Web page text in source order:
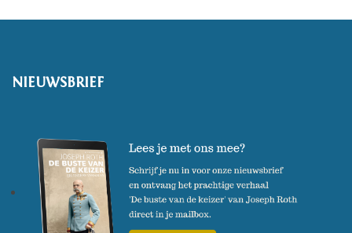
NIEUWSBRIEF